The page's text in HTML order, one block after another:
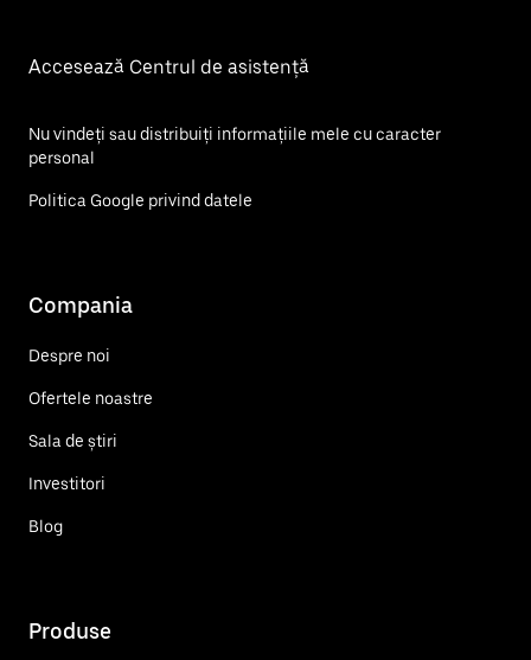
Accesează Centrul de asistență
Nu vindeți sau distribuiți informațiile mele cu caracter
personal
Politica Google privind datele
Compania
Despre noi
Ofertele noastre
Sala de știri
Investitori
Blog
Produse